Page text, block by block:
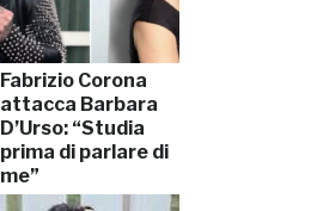
Fabrizio Corona
attacca Barbara
D’Urso: “Studia
prima di parlare di
me”